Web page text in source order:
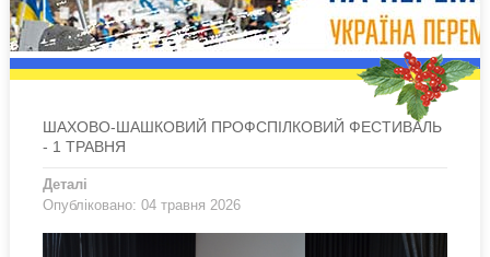
Електронний вісник
Новини Профспілки
Проекти
ШАХОВО-ШАШКОВИЙ ПРОФСПІЛКОВИЙ ФЕСТИВАЛЬ
- 1 ТРАВНЯ
Деталі
Опубліковано: 04 травня 2026